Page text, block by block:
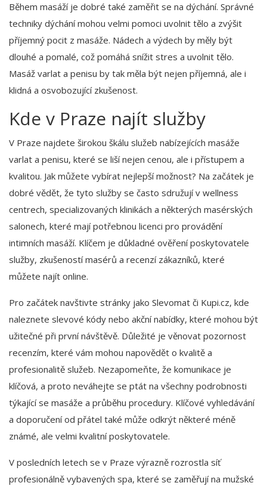
Během masáží je dobré také zaměřit se na dýchání. Správné
techniky dýchání mohou velmi pomoci uvolnit tělo a zvýšit
příjemný pocit z masáže. Nádech a výdech by měly být
dlouhé a pomalé, což pomáhá snížit stres a uvolnit tělo.
Masáž varlat a penisu by tak měla být nejen příjemná, ale i
klidná a osvobozující zkušenost.
Kde v Praze najít služby
V Praze najdete širokou škálu služeb nabízejících masáže
varlat a penisu, které se liší nejen cenou, ale i přístupem a
kvalitou. Jak můžete vybírat nejlepší možnost? Na začátek je
dobré vědět, že tyto služby se často sdružují v wellness
centrech, specializovaných klinikách a některých masérských
salonech, které mají potřebnou licenci pro provádění
intimních masáží. Klíčem je důkladné ověření poskytovatele
služby, zkušeností masérů a recenzí zákazníků, které
můžete najít online.
Pro začátek navštivte stránky jako Slevomat či Kupi.cz, kde
naleznete slevové kódy nebo akční nabídky, které mohou být
užitečné při první návštěvě. Důležité je věnovat pozornost
recenzím, které vám mohou napovědět o kvalitě a
profesionalitě služeb. Nezapomeňte, že komunikace je
klíčová, a proto neváhejte se ptát na všechny podrobnosti
týkající se masáže a průběhu procedury. Klíčové vyhledávání
a doporučení od přátel také může odkrýt některé méně
známé, ale velmi kvalitní poskytovatele.
V posledních letech se v Praze výrazně rozrostla síť
profesionálně vybavených spa, které se zaměřují na mužské